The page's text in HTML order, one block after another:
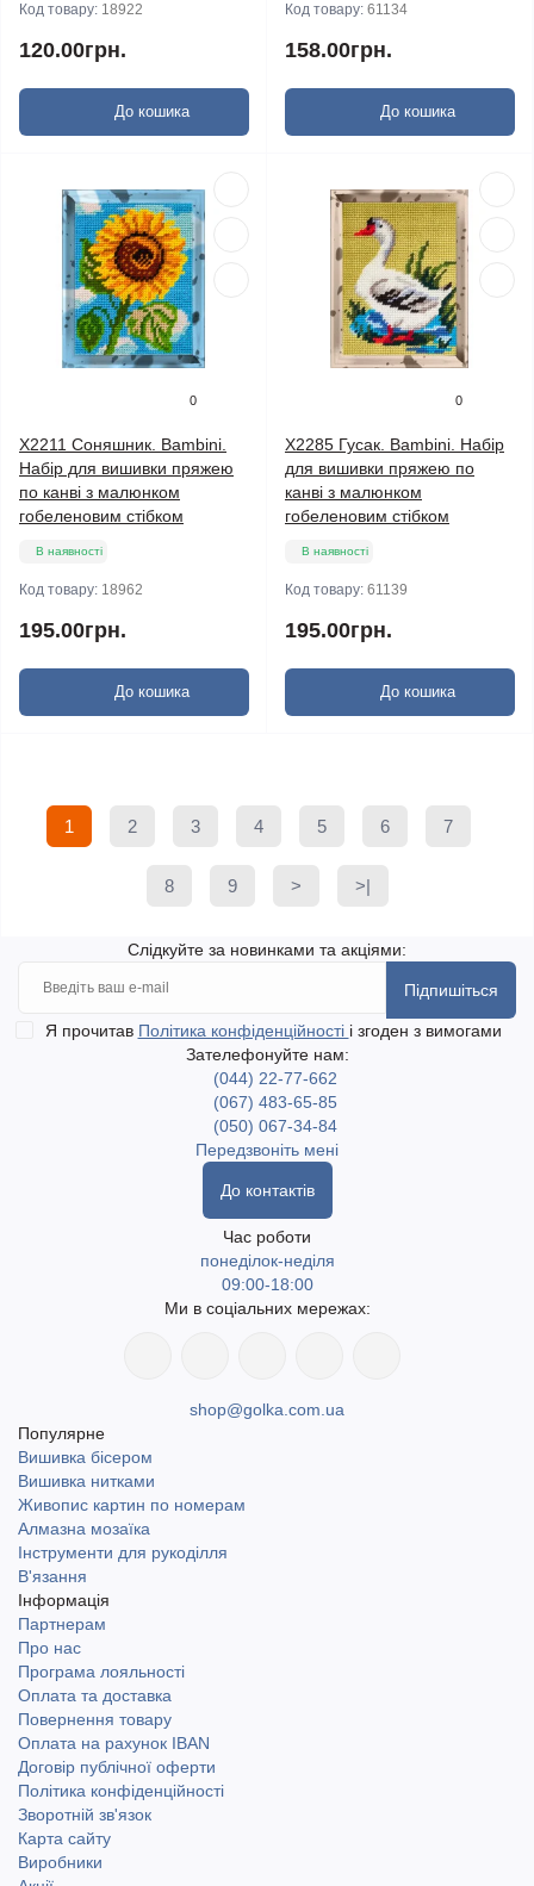
Код товару: 18922
120.00грн.
До кошика
Код товару: 61134
158.00грн.
До кошика
0
X2211 Соняшник. Bambini.
Набір для вишивки пряжею
по канві з малюнком
гобеленовим стібком
В наявності
Код товару: 18962
195.00грн.
До кошика
0
X2285 Гусак. Bambini. Набір
для вишивки пряжею по
канві з малюнком
гобеленовим стібком
В наявності
Код товару: 61139
195.00грн.
До кошика
1 2 3 4 5 6 7
8 9 > >|
Слідкуйте за новинками та акціями:
Підпишіться
Я прочитав Політика конфіденційності і згоден з вимогами
Зателефонуйте нам:
(044) 22-77-662
(067) 483-65-85
(050) 067-34-84
Передзвоніть мені
До контактів
Час роботи
понеділок-неділя
09:00-18:00
Ми в соціальних мережах:
shop@golka.com.ua
Популярне
Вишивка бісером
Вишивка нитками
Живопис картин по номерам
Алмазна мозаїка
Інструменти для рукоділля
В'язання
Інформація
Партнерам
Про нас
Програма лояльності
Оплата та доставка
Повернення товару
Оплата на рахунок IBAN
Договір публічної оферти
Політика конфіденційності
Зворотній зв'язок
Карта сайту
Виробники